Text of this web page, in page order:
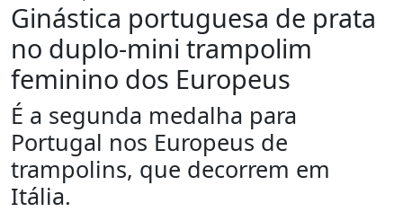
Ginástica portuguesa de prata
no duplo-mini trampolim
feminino dos Europeus
É a segunda medalha para
Portugal nos Europeus de
trampolins, que decorrem em
Itália.